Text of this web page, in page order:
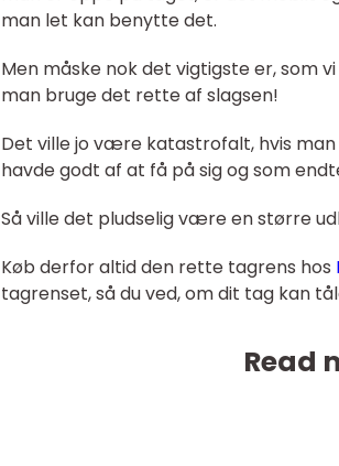
man let kan benytte det.
Men måske nok det vigtigste er, som
man bruge det rette af slagsen!
Det ville jo være katastrofalt, hvis
havde godt af at få på sig og som
Så ville det pludselig være en større
Køb derfor altid den rette tagrens hos
tagrenset, så du ved, om dit tag kan
Read